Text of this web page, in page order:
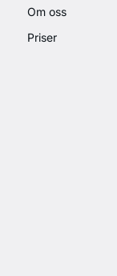
Om oss
Priser